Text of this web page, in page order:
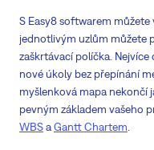
S Easy8 softwarem
jednotlivým uzlům můžete
zaškrtávací políčka.
nové úkoly bez přepínání
myšlenková mapa nekončí
pevným základem vašeho
WBSaGantt Chartem.